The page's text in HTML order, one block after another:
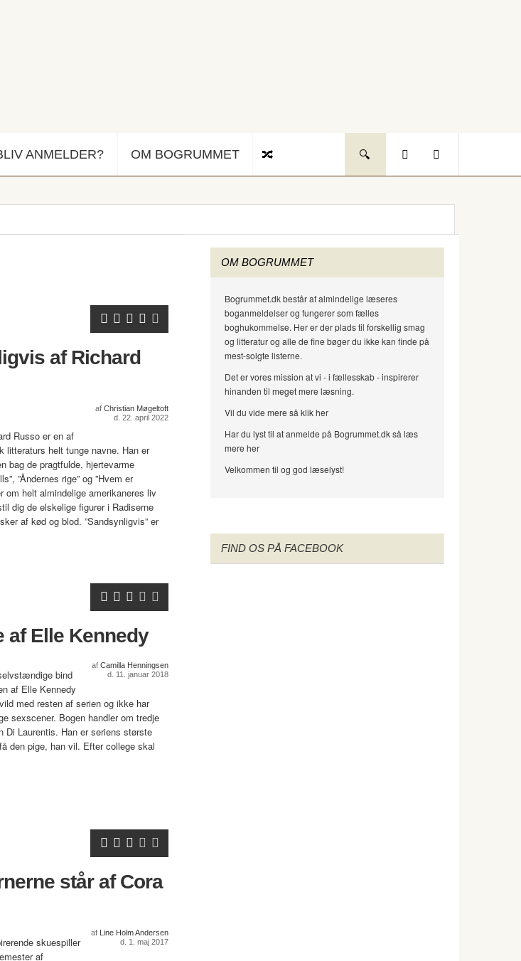
ANMELDER? OM BOGRUMMET
af Richard
af Christian Møgeltoft
d. 22. april 2022
Russo er en af
litteraturs helt tunge navne. Han er
bag de pragtfulde, hjertevarme
”Åndernes rige” og ”Hvem er
om helt almindelige amerikaneres liv
dig de elskelige figurer i Radiserne
af kød og blod. ”Sandsynligvis” er
af Elle Kennedy
af Camilla Henningsen
d. 11. januar 2018
bind
af Elle Kennedy
med resten af serien og ikke har
sexscener. Bogen handler om tredje
Di Laurentis. Han er seriens største
den pige, han vil. Efter college skal
står af Cora
af
Line Holm Andersen
d. 1. maj 2017
skuespiller
af
OM BOGRUMMET
Bogrummet.dk består af almindelige læseres
boganmeldelser og fungerer som fælles
boghukommelse. Her er der plads til forskellig smag
og litteratur og alle de fine bøger du ikke kan finde på
mest-solgte listerne.
Det er vores mission at vi - i fællesskab - inspirerer
hinanden til meget mere læsning.
Vil du vide mere så klik her
Har du lyst til at anmelde på Bogrummet.dk så læs
mere her
Velkommen til og god læselyst!
FIND OS PÅ FACEBOOK